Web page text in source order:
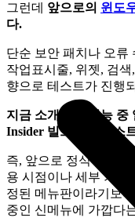
그런데 앞으로의 윈도
다.
단순 보안 패치나 오류
작업표시줄, 위젯, 검
향으로 테스트가 진행
지금 소개하는 기능 중
Insider 빌드에서 테스
즉, 앞으로 정식 업데
용 시점이나 세부 기능
정된 메뉴판이라기보
중인 신메뉴에 가깝다